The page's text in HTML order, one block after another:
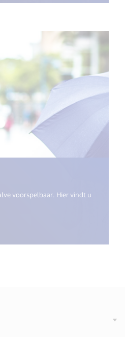
voorspelbaar. Hier vindt u